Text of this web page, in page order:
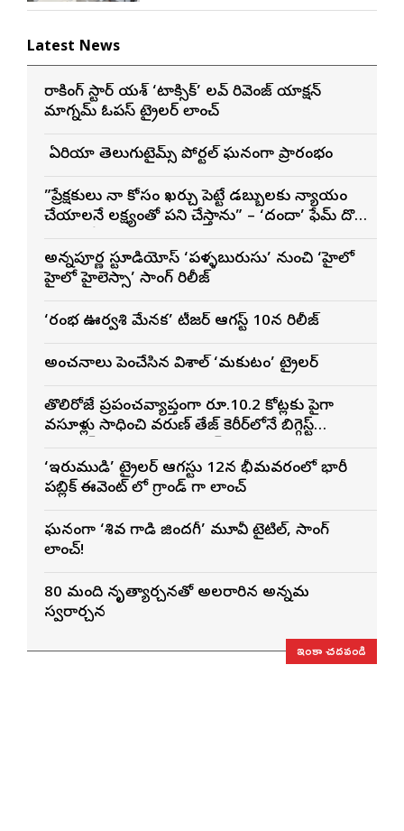
Latest News
రాకింగ్ స్టార్ యశ్ ‘టాక్సిక్’ లవ్ రివెంజ్ యాక్షన్
మాగ్నమ్ ఓపస్‌ ట్రైలర్ లాంచ్
బే ఏరియా తెలుగుటైమ్స్ పోర్టల్ ఘనంగా ప్రారంభం
”ప్రేక్షకులు నా కోసం ఖర్చు పెట్టే డబ్బులకు న్యాయం
చేయాలనే లక్ష్యంతో పని చేస్తాను” – ‘దందా’ ఫేమ్ దొర
అన్నపూర్ణ స్టూడియోస్ ‘పళ్ళబురుసు’ నుంచి ‘హైలో
హైలో హైలెస్సా’ సాంగ్ రిలీజ్
‘రంభ ఊర్వశి మేనక’ టీజర్ ఆగస్ట్ 10న రిలీజ్
అంచనాలు పెంచేసిన విశాల్ ‘మకుటం’ ట్రైలర్
తొలిరోజే ప్రపంచవ్యాప్తంగా రూ.10.2 కోట్లకు పైగా
వసూళ్లు సాధించి వరుణ్ తేజ్ కెరీర్‌లోనే బిగ్గెస్ట్
‘ఇరుముడి’ ట్రైలర్ ఆగస్టు 12న భీమవరంలో భారీ
పబ్లిక్ ఈవెంట్ లో గ్రాండ్ గా లాంచ్
ఘనంగా ‘శివ గాడి జింద‌గీ’ మూవీ టైటిల్, సాంగ్
లాంచ్!
80 మంది నృత్యార్చనతో అలరారిన అన్నమ
స్వరార్చన
ఇంకా చదవండి